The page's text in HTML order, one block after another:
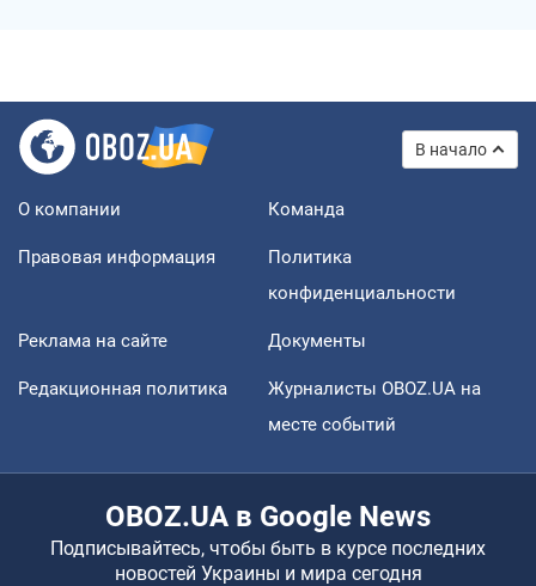
В начало
О компании Команда
Правовая информация
Политика
конфиденциальности
Реклама на сайте Документы
Редакционная политика
Журналисты OBOZ.UA на
месте событий
OBOZ.UA в Google News
Подписывайтесь, чтобы быть в курсе последних
новостей Украины и мира сегодня